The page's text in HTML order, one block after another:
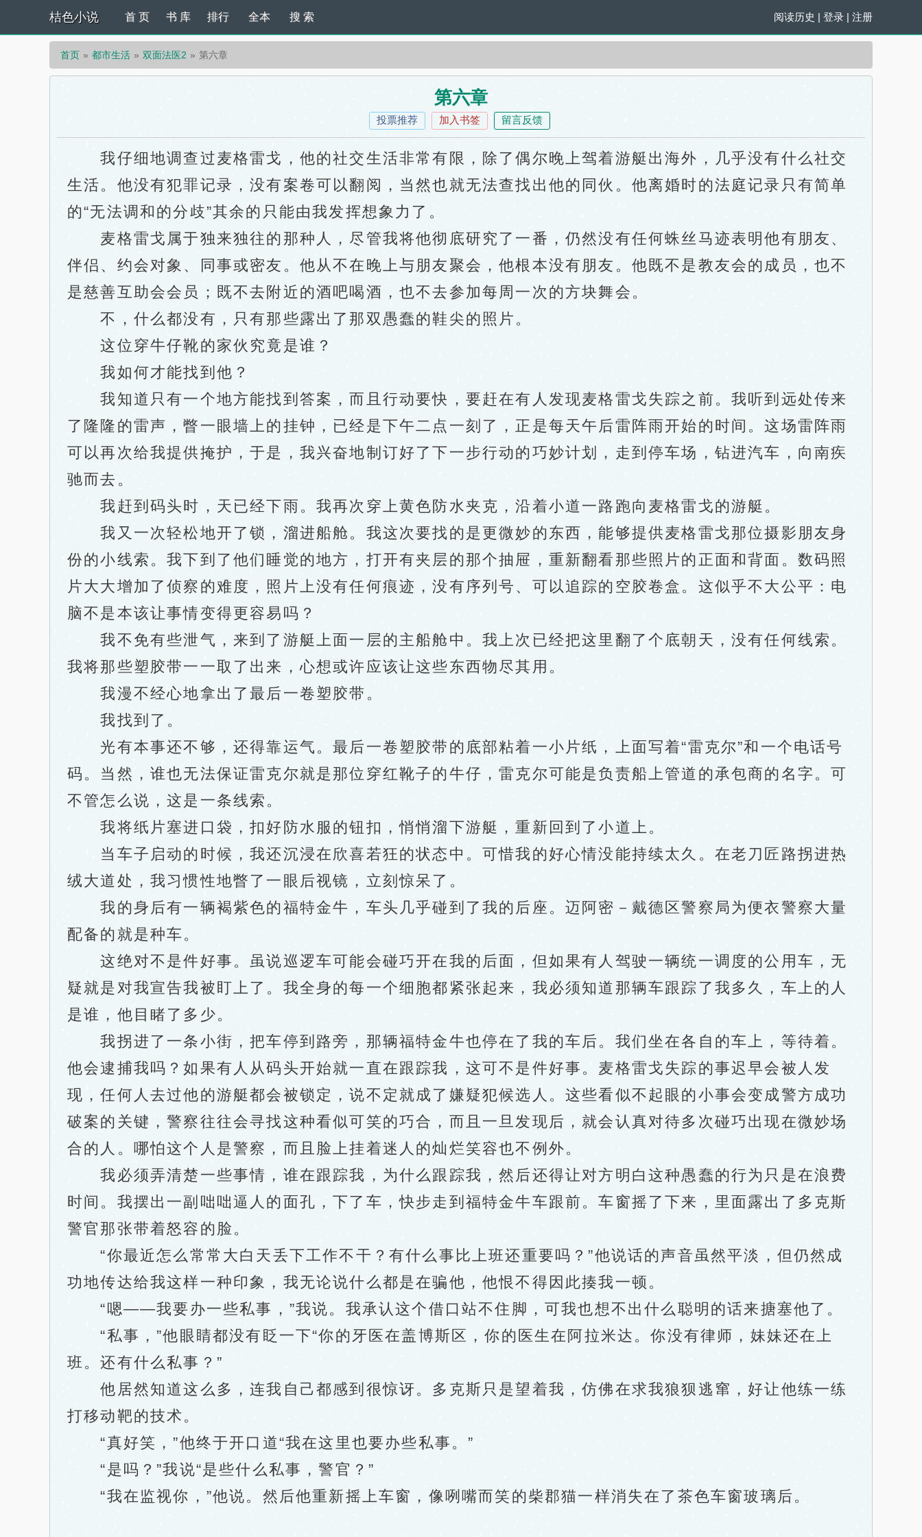
桔色小说 阅读历史 | 登录 | 注册
首 页 书 库 排行 全本 搜 索
首页 都市生活 双面法医2 第六章
第六章
投票推荐 加入书签 留言反馈
我仔细地调查过麦格雷戈，他的社交生活非常有限，除了偶尔晚上驾着游艇出海外，几乎没有什么社交
生活。他没有犯罪记录，没有案卷可以翻阅，当然也就无法查找出他的同伙。他离婚时的法庭记录只有简单
的“无法调和的分歧”其余的只能由我发挥想象力了。
麦格雷戈属于独来独往的那种人，尽管我将他彻底研究了一番，仍然没有任何蛛丝马迹表明他有朋友、
伴侣、约会对象、同事或密友。他从不在晚上与朋友聚会，他根本没有朋友。他既不是教友会的成员，也不
是慈善互助会会员；既不去附近的酒吧喝酒，也不去参加每周一次的方块舞会。
不，什么都没有，只有那些露出了那双愚蠢的鞋尖的照片。
这位穿牛仔靴的家伙究竟是谁？
我如何才能找到他？
我知道只有一个地方能找到答案，而且行动要快，要赶在有人发现麦格雷戈失踪之前。我听到远处传来
了隆隆的雷声，瞥一眼墙上的挂钟，已经是下午二点一刻了，正是每天午后雷阵雨开始的时间。这场雷阵雨
可以再次给我提供掩护，于是，我兴奋地制订好了下一步行动的巧妙计划，走到停车场，钻进汽车，向南疾
驰而去。
我赶到码头时，天已经下雨。我再次穿上黄色防水夹克，沿着小道一路跑向麦格雷戈的游艇。
我又一次轻松地开了锁，溜进船舱。我这次要找的是更微妙的东西，能够提供麦格雷戈那位摄影朋友身
份的小线索。我下到了他们睡觉的地方，打开有夹层的那个抽屉，重新翻看那些照片的正面和背面。数码照
片大大增加了侦察的难度，照片上没有任何痕迹，没有序列号、可以追踪的空胶卷盒。这似乎不大公平：电
脑不是本该让事情变得更容易吗？
我不免有些泄气，来到了游艇上面一层的主船舱中。我上次已经把这里翻了个底朝天，没有任何线索。
我将那些塑胶带一一取了出来，心想或许应该让这些东西物尽其用。
我漫不经心地拿出了最后一卷塑胶带。
我找到了。
光有本事还不够，还得靠运气。最后一卷塑胶带的底部粘着一小片纸，上面写着“雷克尔”和一个电话号
码。当然，谁也无法保证雷克尔就是那位穿红靴子的牛仔，雷克尔可能是负责船上管道的承包商的名字。可
不管怎么说，这是一条线索。
我将纸片塞进口袋，扣好防水服的钮扣，悄悄溜下游艇，重新回到了小道上。
当车子启动的时候，我还沉浸在欣喜若狂的状态中。可惜我的好心情没能持续太久。在老刀匠路拐进热
绒大道处，我习惯性地瞥了一眼后视镜，立刻惊呆了。
我的身后有一辆褐紫色的福特金牛，车头几乎碰到了我的后座。迈阿密－戴德区警察局为便衣警察大量
配备的就是种车。
这绝对不是件好事。虽说巡逻车可能会碰巧开在我的后面，但如果有人驾驶一辆统一调度的公用车，无
疑就是对我宣告我被盯上了。我全身的每一个细胞都紧张起来，我必须知道那辆车跟踪了我多久，车上的人
是谁，他目睹了多少。
我拐进了一条小街，把车停到路旁，那辆福特金牛也停在了我的车后。我们坐在各自的车上，等待着。
他会逮捕我吗？如果有人从码头开始就一直在跟踪我，这可不是件好事。麦格雷戈失踪的事迟早会被人发
现，任何人去过他的游艇都会被锁定，说不定就成了嫌疑犯候选人。这些看似不起眼的小事会变成警方成功
破案的关键，警察往往会寻找这种看似可笑的巧合，而且一旦发现后，就会认真对待多次碰巧出现在微妙场
合的人。哪怕这个人是警察，而且脸上挂着迷人的灿烂笑容也不例外。
我必须弄清楚一些事情，谁在跟踪我，为什么跟踪我，然后还得让对方明白这种愚蠢的行为只是在浪费
时间。我摆出一副咄咄逼人的面孔，下了车，快步走到福特金牛车跟前。车窗摇了下来，里面露出了多克斯
警官那张带着怒容的脸。
“你最近怎么常常大白天丢下工作不干？有什么事比上班还重要吗？”他说话的声音虽然平淡，但仍然成
功地传达给我这样一种印象，我无论说什么都是在骗他，他恨不得因此揍我一顿。
“嗯——我要办一些私事，”我说。我承认这个借口站不住脚，可我也想不出什么聪明的话来搪塞他了。
“私事，”他眼睛都没有眨一下“你的牙医在盖博斯区，你的医生在阿拉米达。你没有律师，妹妹还在上
班。还有什么私事？”
他居然知道这么多，连我自己都感到很惊讶。多克斯只是望着我，仿佛在求我狼狈逃窜，好让他练一练
打移动靶的技术。
“真好笑，”他终于开口道“我在这里也要办些私事。”
“是吗？”我说“是些什么私事，警官？”
“我在监视你，”他说。然后他重新摇上车窗，像咧嘴而笑的柴郡猫一样消失在了茶色车窗玻璃后。